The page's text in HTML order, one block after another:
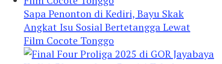
Sapa Penonton di Kediri, Bayu Skak
Angkat Isu Sosial Bertetangga Lewat
Film Cocote Tonggo